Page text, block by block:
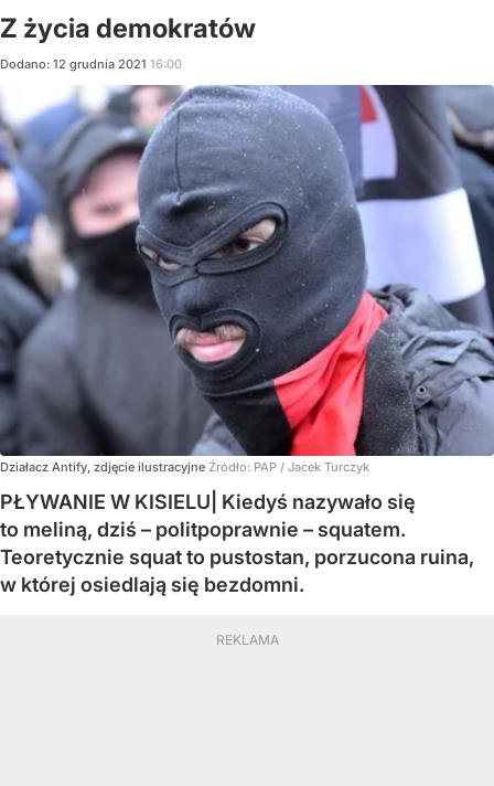
Z życia demokratów
Dodano: 12 grudnia 2021 16:00
Działacz Antify, zdjęcie ilustracyjne Źródło: PAP / Jacek Turczyk
PŁYWANIE W KISIELU| Kiedyś nazywało się
to meliną, dziś – politpoprawnie – squatem.
Teoretycznie squat to pustostan, porzucona ruina,
w której osiedlają się bezdomni.